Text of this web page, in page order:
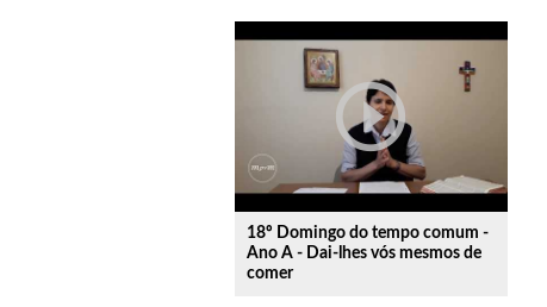
play_circle_outline
18º Domingo do tempo comum -
Ano A - Dai-lhes vós mesmos de
comer